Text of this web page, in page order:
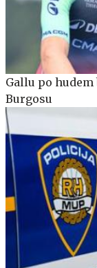
Gallu po
Burgosu